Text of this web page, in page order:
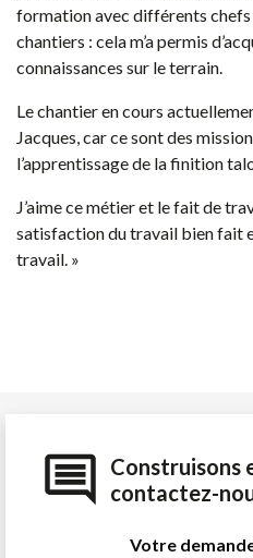
formation avec différents chefs
chantiers : cela m’a permis
connaissances sur le terrain.
Le chantier en cours
Jacques, car ce sont des
l’apprentissage de la finition
J’aime ce métier et le fait de
satisfaction du travail bien fait
travail. »
Construisons
contactez-
Votre